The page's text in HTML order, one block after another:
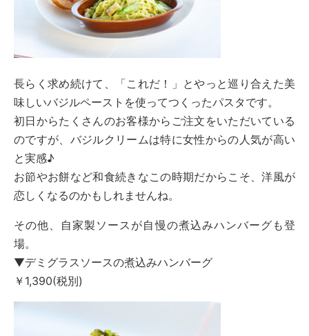
長らく求め続けて、「これだ！」とやっと巡り合えた美
味しいバジルペーストを使ってつくったパスタです。
初日からたくさんのお客様からご注文をいただいている
のですが、バジルクリームは特に女性からの人気が高い
と実感♪
お節やお餅など和食続きなこの時期だからこそ、洋風が
恋しくなるのかもしれませんね。
その他、自家製ソースが自慢の煮込みハンバーグも登
場。
▼デミグラスソースの煮込みハンバーグ
￥1,390(税別)